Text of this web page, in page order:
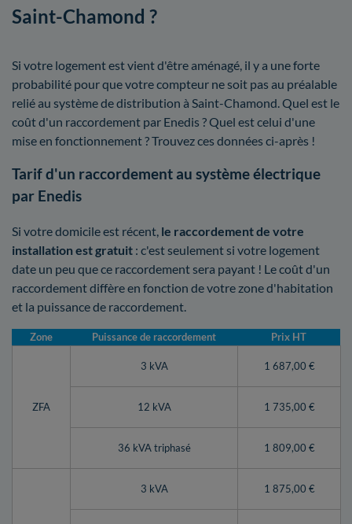
Saint-Chamond ?
Si votre logement est vient d'être aménagé, il y a une forte
probabilité pour que votre compteur ne soit pas au préalable
relié au système de distribution à Saint-Chamond. Quel est le
coût d'un raccordement par Enedis ? Quel est celui d'une
mise en fonctionnement ? Trouvez ces données ci-après !
Tarif d'un raccordement au système électrique
par Enedis
Si votre domicile est récent, le raccordement de votre
installation est gratuit : c'est seulement si votre logement
date un peu que ce raccordement sera payant ! Le coût d'un
raccordement diffère en fonction de votre zone d'habitation
et la puissance de raccordement.
Zone Puissance de raccordement Prix HT
ZFA
3 kVA 1 687,00 €
12 kVA 1 735,00 €
36 kVA triphasé 1 809,00 €
3 kVA 1 875,00 €